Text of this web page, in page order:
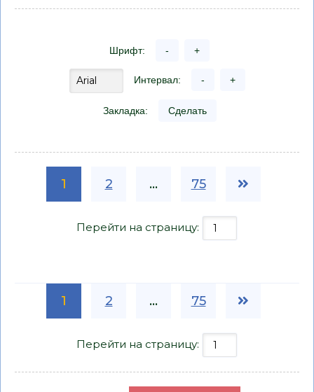
Шрифт: - +
Интервал: - +
Закладка: Сделать
1 2 ... 75
Перейти на страницу:
1 2 ... 75
Перейти на страницу: